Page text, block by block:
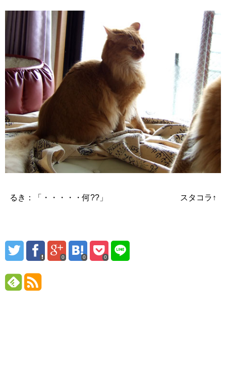
るき：「・・・・・何??」 スタコラ↑
0 0 0